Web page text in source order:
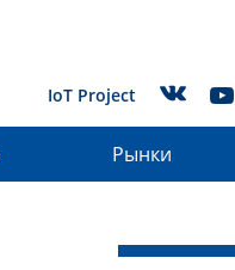
IoT Project
Рынки